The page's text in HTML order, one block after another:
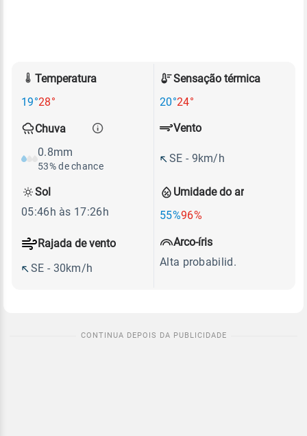
Temperatura
19°28°
Sensação térmica
20°24°
Chuva
0.8mm
53% de chance
Umidade do ar
55%96%
Vento
SE - 9km/h
Rajada de vento
SE - 30km/h
Sol
05:46h às 17:26h
Arco-íris
Alta probabilid.